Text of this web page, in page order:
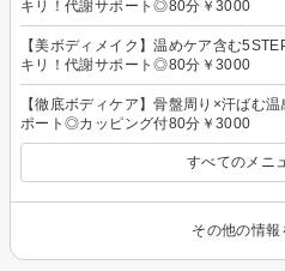
キリ！代謝サポート◎80分￥3000
【美ボディメイク】温めケア含む
キリ！代謝サポート◎80分￥3000
【徹底ボディケア】骨盤周り×汗ばむ
ポート◎カッピング付80分￥3000
すべてのメニ
その他の情報